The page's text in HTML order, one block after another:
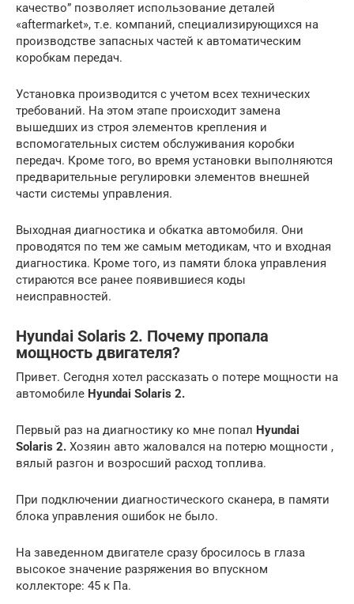
качество” позволяет использование деталей
«aftermarket», т.е. компаний, специализирующихся на
производстве запасных частей к автоматическим
коробкам передач.
Установка производится с учетом всех технических
требований. На этом этапе происходит замена
вышедших из строя элементов крепления и
вспомогательных систем обслуживания коробки
передач. Кроме того, во время установки выполняются
предварительные регулировки элементов внешней
части системы управления.
Выходная диагностика и обкатка автомобиля. Они
проводятся по тем же самым методикам, что и входная
диагностика. Кроме того, из памяти блока управления
стираются все ранее появившиеся коды
неисправностей.
Hyundai Solaris 2. Почему пропала
мощность двигателя?
Привет. Сегодня хотел рассказать о потере мощности на
автомобиле Hyundai Solaris 2.
Первый раз на диагностику ко мне попал Hyundai
Solaris 2. Хозяин авто жаловался на потерю мощности ,
вялый разгон и возросший расход топлива.
При подключении диагностического сканера, в памяти
блока управления ошибок не было.
На заведенном двигателе сразу бросилось в глаза
высокое значение разряжения во впускном
коллекторе: 45 к Па.